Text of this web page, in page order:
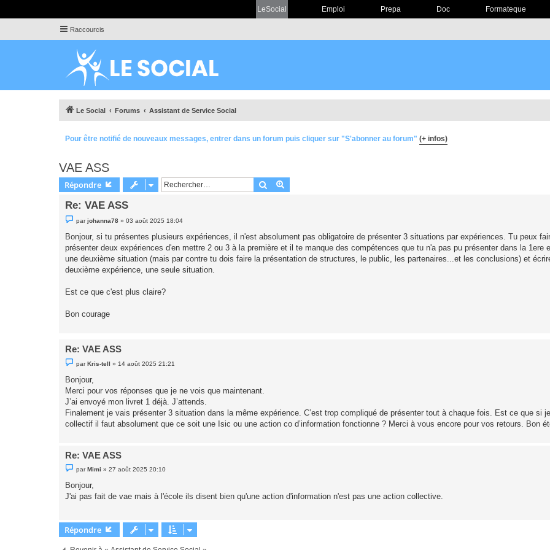
LeSocial Emploi Prepa Doc Formateque
Raccourcis
Le Social Forums Assistant de Service Social
Pour être notifié de nouveaux messages, entrer dans un forum puis cliquer sur "S'abonner au forum" (+ infos)
VAE ASS
Répondre Rechercher
Re: VAE ASS
e
s
a
e
n
l
parjohanna78 »03 août 2025 18:04
Bonjour, si tu présentes plusieurs expériences, il n'est absolument pas obligatoire de présenter 3 situations par expériences. Tu peux
présenter deux expériences d'en mettre 2 ou 3 à la première et il te manque des compétences que tu n'a pas pu présenter dans la 1ere
une deuxième situation (mais par contre tu dois faire la présentation de structures, le public, les partenaires...et les conclusions) et
deuxième expérience, une seule situation.
Est ce que c'est plus claire?
Bon courage
Re: VAE ASS
e
s
a
g
e
n
o
n
parKris-tell » 14 août 2025 21:21
Bonjour,
Merci pour vos réponses que je ne vois que maintenant.
J’ai envoyé mon livret 1 déjà. J’attends.
Finalement je vais présenter 3 situation dans la même expérience. C’est trop compliqué de présenter tout à chaque fois. Est ce que si
collectif il faut absolument que ce soit une Isic ou une action co d’information fonctionne ? Merci à vous encore pour vos retours. Bon
Re: VAE ASS
e
s
a
n
u
parMimi »27 août 2025 20:10
Bonjour,
J'ai pas fait de vae mais à l'école ils disent bien qu'une action d'information n'est pas une action collective.
Répondre